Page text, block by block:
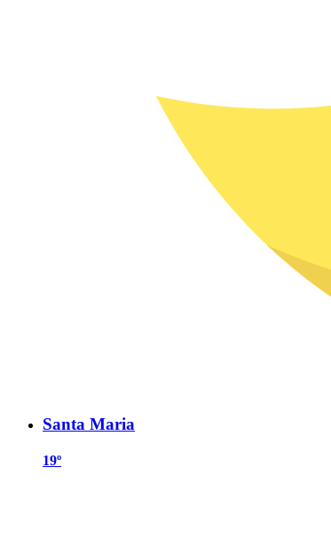
Santa Maria
19º